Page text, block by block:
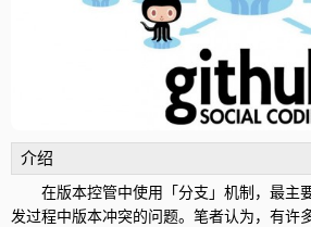
介绍
在版本控管中使用「分支」机制，最主
发过程中版本冲突的问题。笔者认为，有许